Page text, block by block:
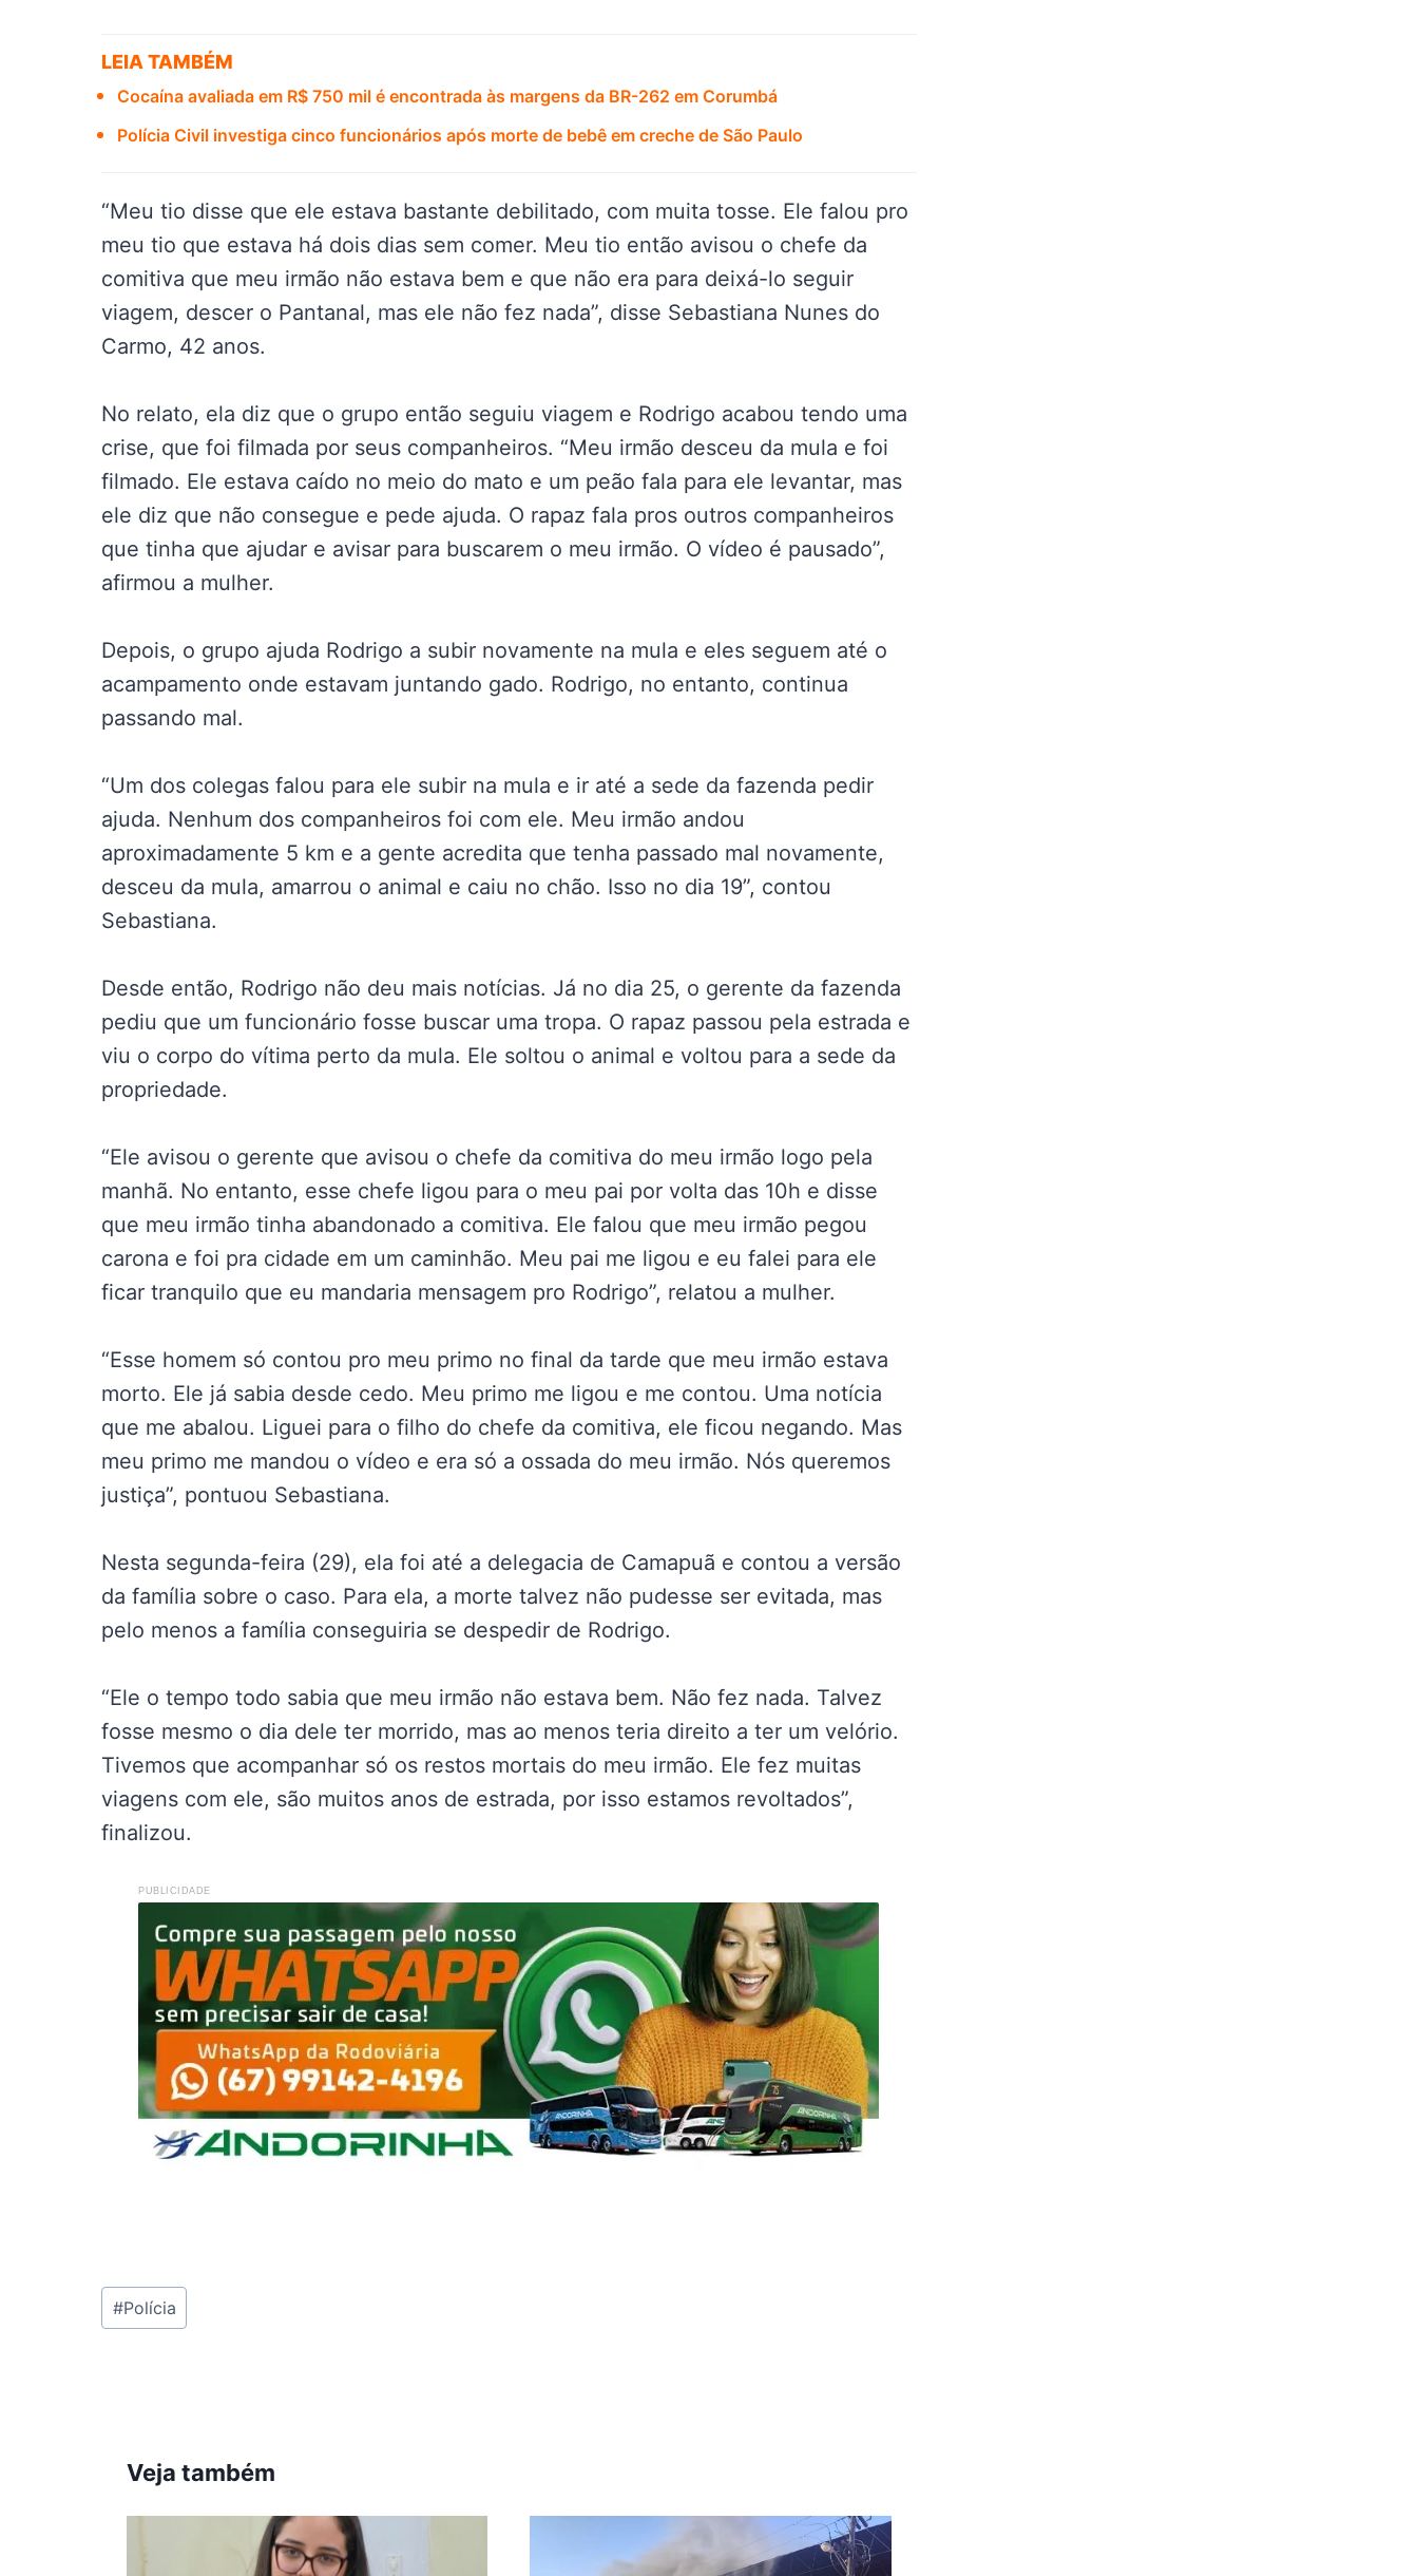
LEIA TAMBÉM
Cocaína avaliada em R$ 750 mil é encontrada às margens da BR-262 em Corumbá
Polícia Civil investiga cinco funcionários após morte de bebê em creche de São Paulo
“Meu tio disse que ele estava bastante debilitado, com muita tosse. Ele falou pro
meu tio que estava há dois dias sem comer. Meu tio então avisou o chefe da
comitiva que meu irmão não estava bem e que não era para deixá-lo seguir
viagem, descer o Pantanal, mas ele não fez nada”, disse Sebastiana Nunes do
Carmo, 42 anos.
No relato, ela diz que o grupo então seguiu viagem e Rodrigo acabou tendo uma
crise, que foi filmada por seus companheiros. “Meu irmão desceu da mula e foi
filmado. Ele estava caído no meio do mato e um peão fala para ele levantar, mas
ele diz que não consegue e pede ajuda. O rapaz fala pros outros companheiros
que tinha que ajudar e avisar para buscarem o meu irmão. O vídeo é pausado”,
afirmou a mulher.
Depois, o grupo ajuda Rodrigo a subir novamente na mula e eles seguem até o
acampamento onde estavam juntando gado. Rodrigo, no entanto, continua
passando mal.
“Um dos colegas falou para ele subir na mula e ir até a sede da fazenda pedir
ajuda. Nenhum dos companheiros foi com ele. Meu irmão andou
aproximadamente 5 km e a gente acredita que tenha passado mal novamente,
desceu da mula, amarrou o animal e caiu no chão. Isso no dia 19”, contou
Sebastiana.
Desde então, Rodrigo não deu mais notícias. Já no dia 25, o gerente da fazenda
pediu que um funcionário fosse buscar uma tropa. O rapaz passou pela estrada e
viu o corpo do vítima perto da mula. Ele soltou o animal e voltou para a sede da
propriedade.
“Ele avisou o gerente que avisou o chefe da comitiva do meu irmão logo pela
manhã. No entanto, esse chefe ligou para o meu pai por volta das 10h e disse
que meu irmão tinha abandonado a comitiva. Ele falou que meu irmão pegou
carona e foi pra cidade em um caminhão. Meu pai me ligou e eu falei para ele
ficar tranquilo que eu mandaria mensagem pro Rodrigo”, relatou a mulher.
“Esse homem só contou pro meu primo no final da tarde que meu irmão estava
morto. Ele já sabia desde cedo. Meu primo me ligou e me contou. Uma notícia
que me abalou. Liguei para o filho do chefe da comitiva, ele ficou negando. Mas
meu primo me mandou o vídeo e era só a ossada do meu irmão. Nós queremos
justiça”, pontuou Sebastiana.
Nesta segunda-feira (29), ela foi até a delegacia de Camapuã e contou a versão
da família sobre o caso. Para ela, a morte talvez não pudesse ser evitada, mas
pelo menos a família conseguiria se despedir de Rodrigo.
“Ele o tempo todo sabia que meu irmão não estava bem. Não fez nada. Talvez
fosse mesmo o dia dele ter morrido, mas ao menos teria direito a ter um velório.
Tivemos que acompanhar só os restos mortais do meu irmão. Ele fez muitas
viagens com ele, são muitos anos de estrada, por isso estamos revoltados”,
finalizou.
PUBLICIDADE
Tags
do
#Polícia
Veja também